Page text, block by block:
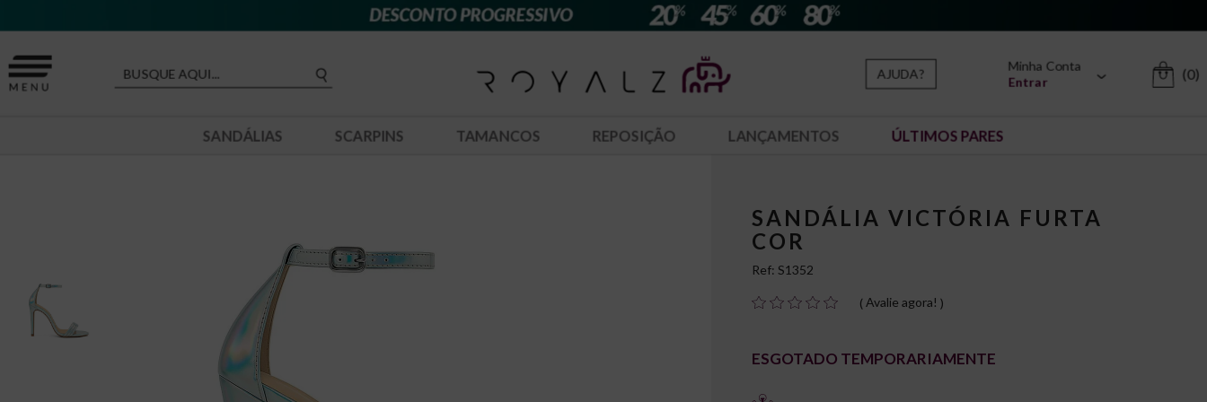
AJUDA?
Minha Conta
Entrar
(0)
SANDÁLIAS SCARPINS TAMANCOS REPOSIÇÃO LANÇAMENTOS ÚLTIMOS PARES
SANDÁLIA VICTÓRIA FURTA
COR
Ref:S1352
Avalie agora!
ESGOTADO TEMPORARIAMENTE